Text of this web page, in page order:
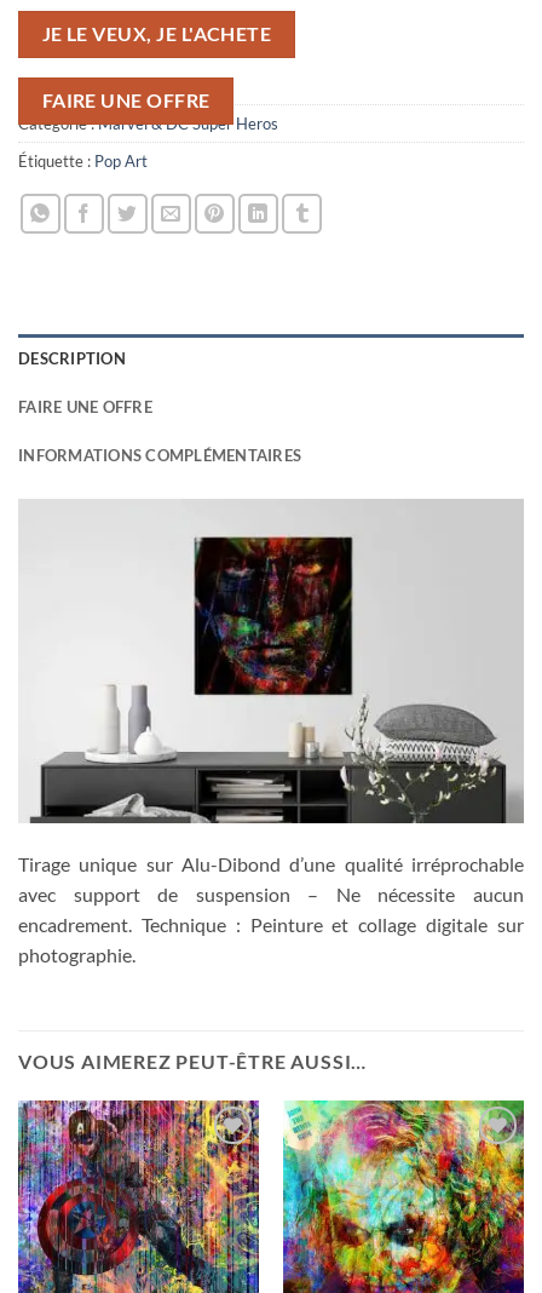
JE LE VEUX, JE L'ACHETE
FAIRE UNE OFFRE
Catégorie :Marvel & DC Super Heros
Étiquette : Pop Art
DESCRIPTION
FAIRE UNE OFFRE
INFORMATIONS COMPLÉMENTAIRES
Tirage unique sur Alu-Dibond d’une qualité irréprochable
avec support de suspension – Ne nécessite aucun
encadrement. Technique : Peinture et collage digitale sur
photographie.
VOUS AIMEREZ PEUT-ÊTRE AUSSI…
Ajouter
à la liste
d’envies
Ajouter
à la liste
d’envies